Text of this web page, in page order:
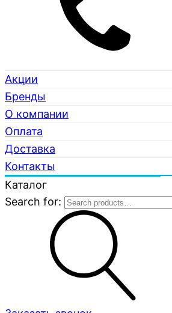
Акции
Бренды
О компании
Оплата
Доставка
Контакты
Каталог
Search for: